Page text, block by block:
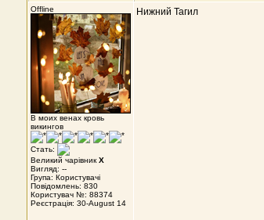
Offline
В моих венах кровь
викингов
Стать:
Великий чарівник X
Вигляд: --
Група: Користувачі
Повідомлень: 830
Користувач №: 88374
Реєстрація: 30-August 14
Нижний Тагил